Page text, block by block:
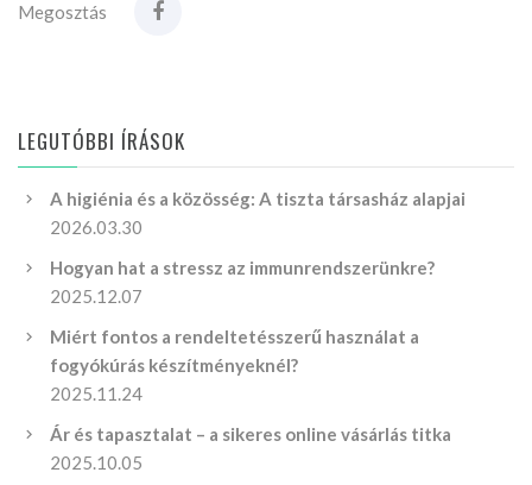
Megosztás
LEGUTÓBBI ÍRÁSOK
A higiénia és a közösség: A tiszta társasház alapjai
2026.03.30
Hogyan hat a stressz az immunrendszerünkre?
2025.12.07
Miért fontos a rendeltetésszerű használat a
fogyókúrás készítményeknél?
2025.11.24
Ár és tapasztalat – a sikeres online vásárlás titka
2025.10.05